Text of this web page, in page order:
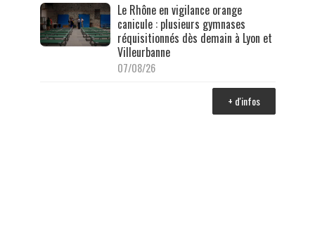
Le Rhône en vigilance orange
canicule : plusieurs gymnases
réquisitionnés dès demain à Lyon et
Villeurbanne
07/08/26
+ d'infos